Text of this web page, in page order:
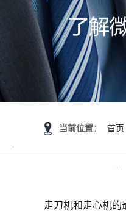
当前位置： 首页
走刀机和走心机的